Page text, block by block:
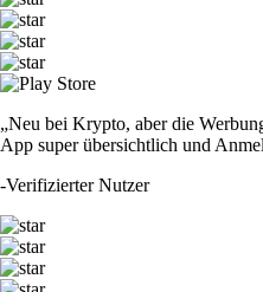
„Neu bei Krypto, aber die
App super übersichtlich und
-Verifizierter Nutzer